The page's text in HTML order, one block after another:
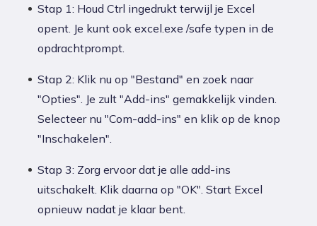
Stap 1: Houd Ctrl ingedrukt terwijl je Excel
opent. Je kunt ook excel.exe /safe typen in de
opdrachtprompt.
Stap 2: Klik nu op "Bestand" en zoek naar
"Opties". Je zult "Add-ins" gemakkelijk vinden.
Selecteer nu "Com-add-ins" en klik op de knop
"Inschakelen".
Stap 3: Zorg ervoor dat je alle add-ins
uitschakelt. Klik daarna op "OK". Start Excel
opnieuw nadat je klaar bent.